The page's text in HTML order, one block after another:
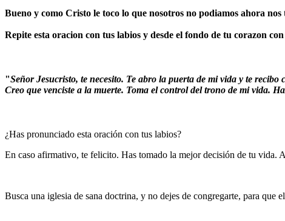
Bueno y como Cristo le toco lo que nosotros no podiamos ahora nos
Repite esta oracion con tus labios y desde el fondo de tu corazon
"Señor Jesucristo, te necesito. Te abro la puerta de mi vida y te
Creo que venciste a la muerte. Toma el control del trono de mi vida.
¿Has pronunciado esta oración con tus labios?
En caso afirmativo, te felicito. Has tomado la mejor decisión de tu vida.
Busca una iglesia de sana doctrina, y no dejes de congregarte, para que